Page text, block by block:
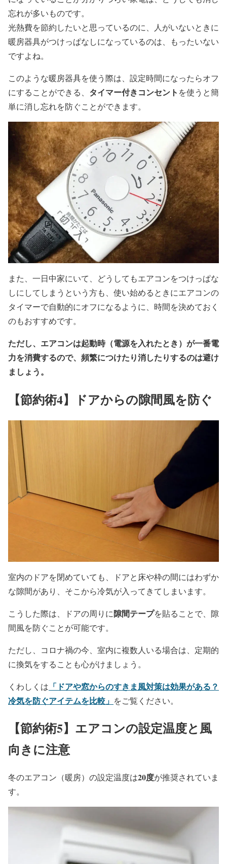
忘れが多いものです。
光熱費を節約したいと思っているのに、人がいないときに
暖房器具がつけっぱなしになっているのは、もったいない
ですよね。
このような暖房器具を使う際は、設定時間になったらオフ
にすることができる、 タイマー付きコンセント を使うと簡
単に消し忘れを防ぐことができます。
また、一日中家にいて、どうしてもエアコンをつけっぱな
しにしてしまうという方も、使い始めるときにエアコンの
タイマーで自動的にオフになるように、時間を決めておく
のもおすすめです。
ただし、エアコンは起動時（電源を入れたとき）が一番電
力を消費するので、頻繁につけたり消したりするのは避け
ましょう。
【節約術4】ドアからの隙間風を防ぐ
室内のドアを閉めていても、ドアと床や枠の間にはわずか
な隙間があり、そこから冷気が入ってきてしまいます。
こうした際は、ドアの周りに隙間テープを貼ることで、隙
間風を防ぐことが可能です。
ただし、コロナ禍の今、室内に複数人いる場合は、定期的
に換気をすることも心がけましょう。
くわしくは 「ドアや窓からのすきま風対策は効果がある？
冷気を防ぐアイテムを比較」 をご覧ください。
【節約術5】エアコンの設定温度と風
向きに注意
冬のエアコン（暖房）の設定温度は20度が推奨されていま
す。